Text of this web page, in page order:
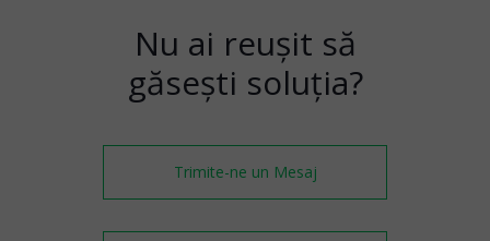
Nu ai reușit să
găsești soluția?
Trimite-ne un Mesaj